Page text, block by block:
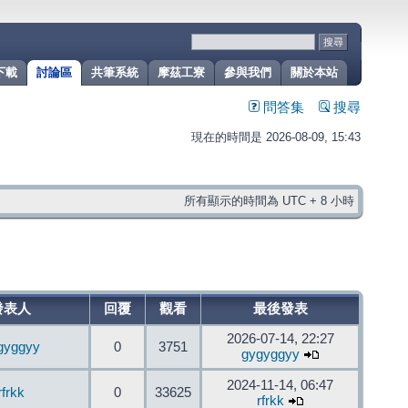
關於本站
參與我們
摩茲工寮
共筆系統
討論區
載
問答集 搜尋
現在的時間是 2026-08-09, 15:43
所有顯示的時間為 UTC + 8 小時
人 回覆 觀看 最後發表
0 3751
2026-07-14, 22:27
gygyggyy
0 33625
2024-11-14, 06:47
rfrkk